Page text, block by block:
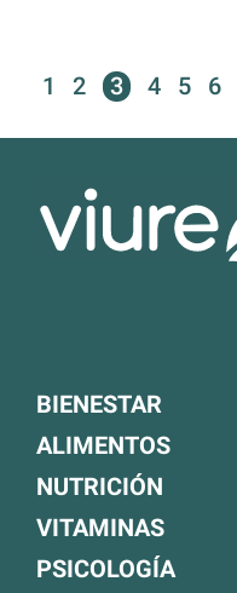
1 2 3 4 5 6
BIENESTAR
ALIMENTOS
NUTRICIÓN
VITAMINAS
PSICOLOGÍA